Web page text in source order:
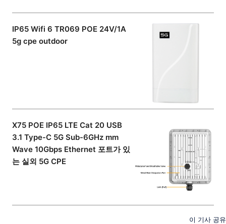
IP65 Wifi 6 TR069 POE 24V/1A
5g cpe outdoor
X75 POE IP65 LTE Cat 20 USB
3.1 Type-C 5G Sub-6GHz mm
Wave 10Gbps Ethernet 포트가 있
는 실외 5G CPE
이 기사 공유